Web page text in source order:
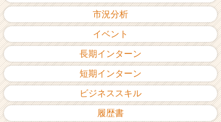
市況分析
イベント
長期インターン
短期インターン
ビジネススキル
履歴書